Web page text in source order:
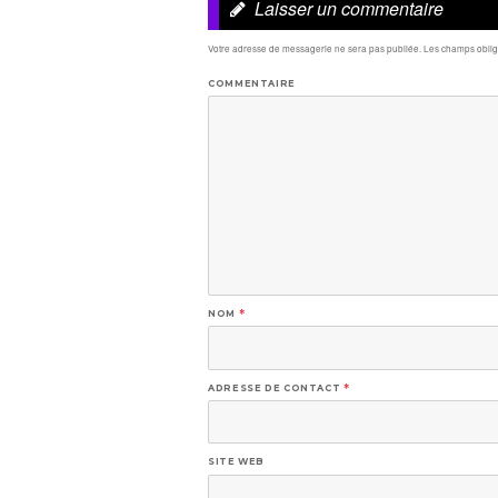
Laisser un commentaire
Votre adresse de messagerie ne sera pas publiée.Les champs
COMMENTAIRE
NOM *
ADRESSE DE CONTACT *
SITE WEB